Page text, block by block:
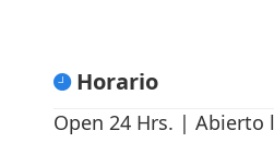
Horario
Open 24 Hrs. | Abierto